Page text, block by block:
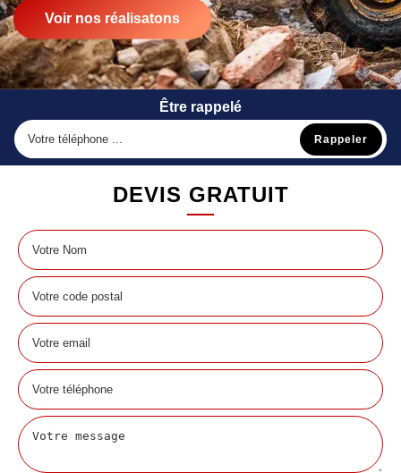
Voir nos réalisatons
Être rappelé
DEVIS GRATUIT